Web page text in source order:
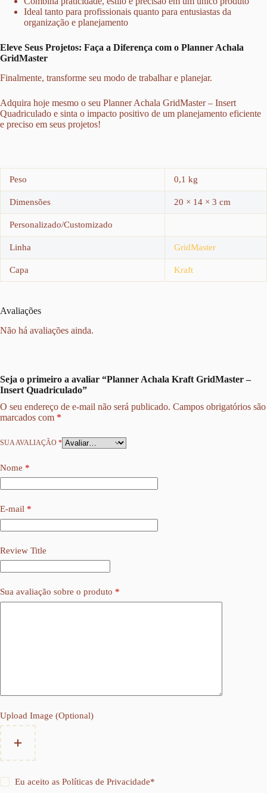
Ideal tanto para profissionais quanto para entusiastas da
organização e planejamento
Eleve Seus Projetos: Faça a Diferença com o Planner Achala
GridMaster
Finalmente, transforme seu modo de trabalhar e planejar.
Adquira hoje mesmo o seu Planner Achala GridMaster – Insert
Quadriculado e sinta o impacto positivo de um planejamento eficiente
e preciso em seus projetos!
Peso 0,1 kg
Dimensões 20 × 14 × 3 cm
Personalizado/Customizado
Linha GridMaster
Capa Kraft
Avaliações
Não há avaliações ainda.
Seja o primeiro a avaliar “Planner Achala Kraft GridMaster –
Insert Quadriculado”
O seu endereço de e-mail não será publicado. Campos obrigatórios são
marcados com *
SUA AVALIAÇÃO *
Nome *
E-mail *
Review Title
Sua avaliação sobre o produto *
Upload Image (Optional)
Eu aceito asPolíticas de Privacidade*